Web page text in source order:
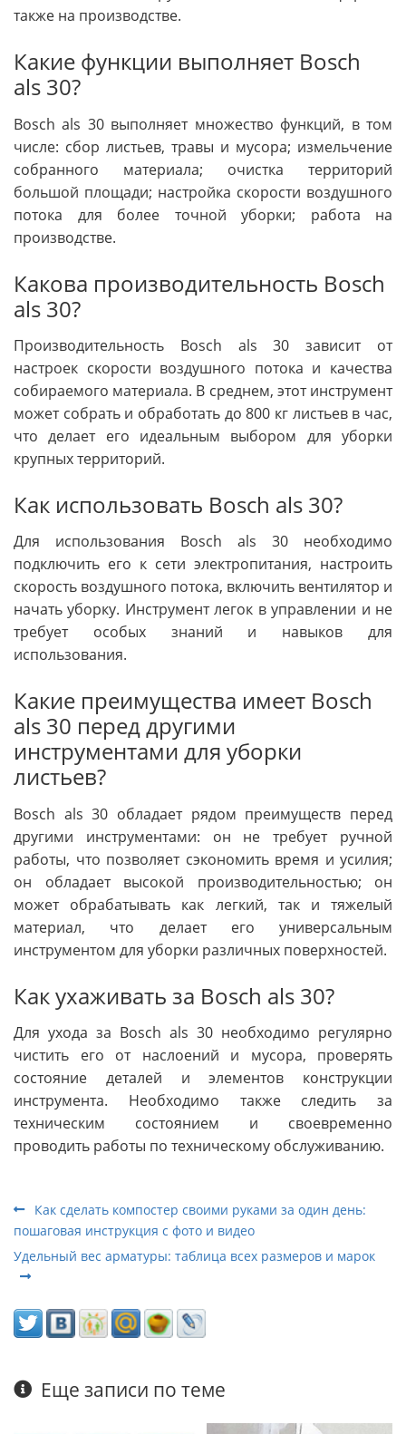
также на производстве.
Какие функции выполняет Bosch
als 30?
Bosch als 30 выполняет множество функций, в том
числе: сбор листьев, травы и мусора; измельчение
собранного материала; очистка территорий
большой площади; настройка скорости воздушного
потока для более точной уборки; работа на
производстве.
Какова производительность Bosch
als 30?
Производительность Bosch als 30 зависит от
настроек скорости воздушного потока и качества
собираемого материала. В среднем, этот инструмент
может собрать и обработать до 800 кг листьев в час,
что делает его идеальным выбором для уборки
крупных территорий.
Как использовать Bosch als 30?
Для использования Bosch als 30 необходимо
подключить его к сети электропитания, настроить
скорость воздушного потока, включить вентилятор и
начать уборку. Инструмент легок в управлении и не
требует особых знаний и навыков для
использования.
Какие преимущества имеет Bosch
als 30 перед другими
инструментами для уборки
листьев?
Bosch als 30 обладает рядом преимуществ перед
другими инструментами: он не требует ручной
работы, что позволяет сэкономить время и усилия;
он обладает высокой производительностью; он
может обрабатывать как легкий, так и тяжелый
материал, что делает его универсальным
инструментом для уборки различных поверхностей.
Как ухаживать за Bosch als 30?
Для ухода за Bosch als 30 необходимо регулярно
чистить его от наслоений и мусора, проверять
состояние деталей и элементов конструкции
инструмента. Необходимо также следить за
техническим состоянием и своевременно
проводить работы по техническому обслуживанию.
Как сделать компостер своими руками за один день:
пошаговая инструкция с фото и видео
Удельный вес арматуры: таблица всех размеров и марок
Еще записи по теме